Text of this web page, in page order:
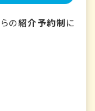
の紹介予約制に